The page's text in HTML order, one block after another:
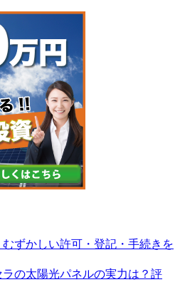
ずかしい許可・登記・手続きを
ラの太陽光パネルの実力は？評